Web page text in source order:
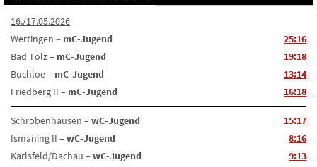
16./17.05.2026
Wertingen – mC-Jugend
25:16
Bad Tölz – mC-Jugend
19:18
Buchloe – mC-Jugend
13:14
Friedberg II – mC-Jugend 16:18
Schrobenhausen –wC-Jugend
15:17
Ismaning II –wC-Jugend
8:16
Karlsfeld/Dachau –wC-Jugend 9:13